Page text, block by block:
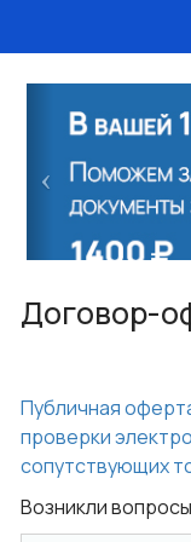
Назад
Договор-
Публичная
проверки
сопутствующих
Возникли